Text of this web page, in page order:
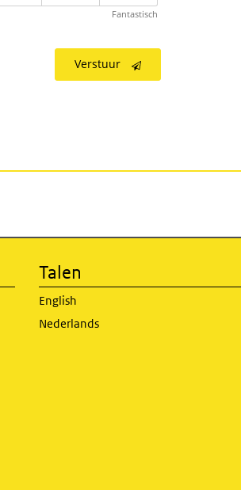
Fantastisch
Verstuur
Talen
English
Nederlands